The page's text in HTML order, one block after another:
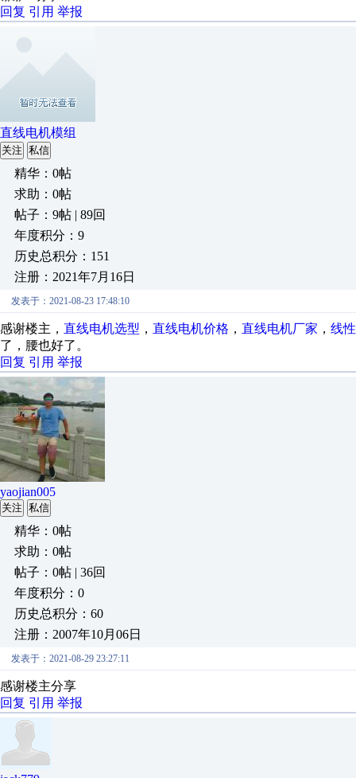
回复 引用 举报
直线电机模组
关注 私信
精华：0帖
求助：0帖
帖子：9帖 | 89回
年度积分：9
历史总积分：151
注册：2021年7月16日
发表于：2021-08-23 17:48:10
感谢楼主， 直线电机选型 ， 直线电机价格 ， 直线电机厂家 ， 线
了，腰也好了。
回复 引用 举报
yaojian005
关注 私信
精华：0帖
求助：0帖
帖子：0帖 | 36回
年度积分：0
历史总积分：60
注册：2007年10月06日
发表于：2021-08-29 23:27:11
感谢楼主分享
回复 引用 举报